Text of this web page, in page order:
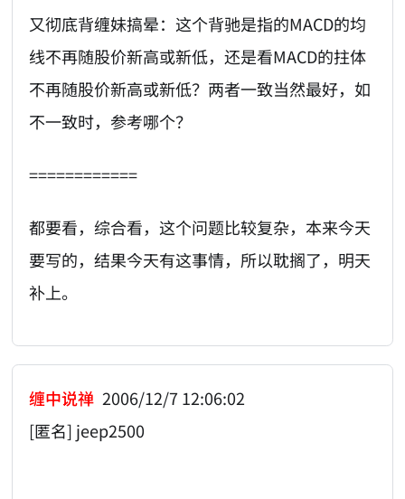
又彻底背缠妹搞晕：这个背驰是指的MACD的均
线不再随股价新高或新低，还是看MACD的拄体
不再随股价新高或新低？两者一致当然最好，如
不一致时，参考哪个？
============
都要看，综合看，这个问题比较复杂，本来今天
要写的，结果今天有这事情，所以耽搁了，明天
补上。
缠中说禅 2006/12/7 12:06:02
[匿名] jeep2500